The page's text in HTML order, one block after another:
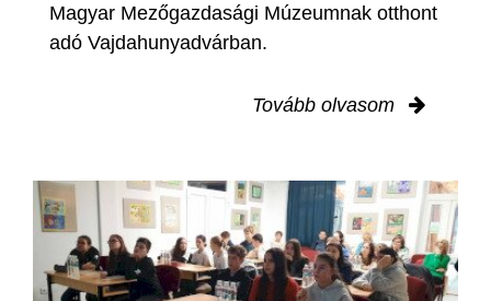
Magyar Mezőgazdasági Múzeumnak otthont
adó Vajdahunyadvárban.
Tovább olvasom